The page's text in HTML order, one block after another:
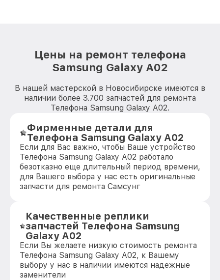
Цены на ремонт телефона
Samsung Galaxy A02
В нашей мастерской в Новосибирске имеются в
наличии более 3.700 запчастей для ремонта
Телефона Samsung Galaxy A02.
Фирменные детали для
Телефона Samsung Galaxy A02
Если для Вас важно, чтобы Ваше устройство
Телефона Samsung Galaxy A02 работало
безотказно еще длительный период времени,
для Вашего выбора у нас есть оригинальные
запчасти для ремонта Самсунг
Качественные реплики
запчастей Телефона Samsung
Galaxy A02
Если Вы желаете низкую стоимость ремонта
Телефона Samsung Galaxy A02, к Вашему
выбору у нас в наличии имеются надежные
заменители